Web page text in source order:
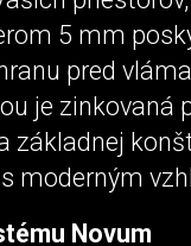
5 mm
pred
je zinkovaná
základnej
moderným
Novum